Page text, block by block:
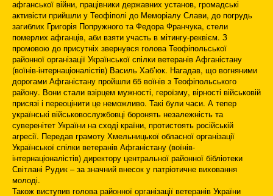
афганської війни, працівники державних установ, громадські
активісти прийшли у Теофіполі до Меморіалу Слави, до погрудь
загиблих Григорія Попружного та Федора Франчука, стели
померлих афганців, аби взяти участь в мітингу-реквієм. З
промовою до присутніх звернувся голова Теофіпольської
районної організації Української спілки ветеранів Афганістану
(воїнів-інтернаціоналістів) Василь Хаб’юк. Нагадав, що вогняними
дорогами Афганістану пройшли 65 воїнів з Теофіпольського
району. Вони стали взірцем мужності, героїзму, вірності військовій
присязі і переоцінити це неможливо. Такі були часи. А тепер
українські військовослужбовці боронять незалежність та
суверенітет України на сході країни, протистоять російській
агресії. Передав грамоту Хмельницької обласної організації
Української спілки ветеранів Афганістану (воїнів-
інтернаціоналістів) директору центральної районної бібліотеки
Світлані Рудик – за значний внесок у патріотичне виховання
молоді.
Також виступив голова районної організації ветеранів України